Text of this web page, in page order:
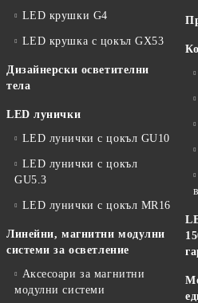
LED крушки G4
LED крушка с цокъл GX53
Дизайнерски осветителни
тела
LED лунички
LED лунички с цокъл GU10
LED лунички с цокъл
GU5.3
LED лунички с цокъл MR16
Линейни, магнитни модулни
системи за осветление
Аксесоари за магнитни
модулни системи